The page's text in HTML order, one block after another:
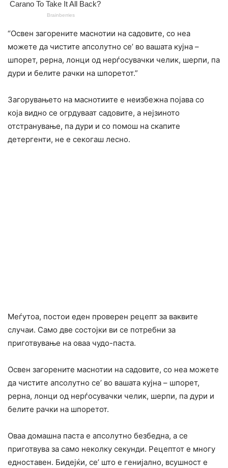
“Освен загорените маснотии на садовите, со неа
можете да чистите апсолутно се’ во вашата кујна –
шпорет, рерна, лонци од нерѓосувачки челик, шерпи, па
дури и белите рачки на шпоретот.”
Загорувањето на маснотиите е неизбежна појава со
која видно се огрдуваат садовите, а нејзиното
отстранување, па дури и со помош на скапите
детергенти, не е секогаш лесно.
Меѓутоа, постои еден проверен рецепт за ваквите
случаи. Само две состојки ви се потребни за
приготвување на оваа чудо-паста.
Освен загорените маснотии на садовите, со неа можете
да чистите апсолутно се’ во вашата кујна – шпорет,
рерна, лонци од нерѓосувачки челик, шерпи, па дури и
белите рачки на шпоретот.
Оваа домашна паста е апсолутно безбедна, а се
приготвува за само неколку секунди. Рецептот е многу
едноставен. Бидејќи, се’ што е генијално, всушност е